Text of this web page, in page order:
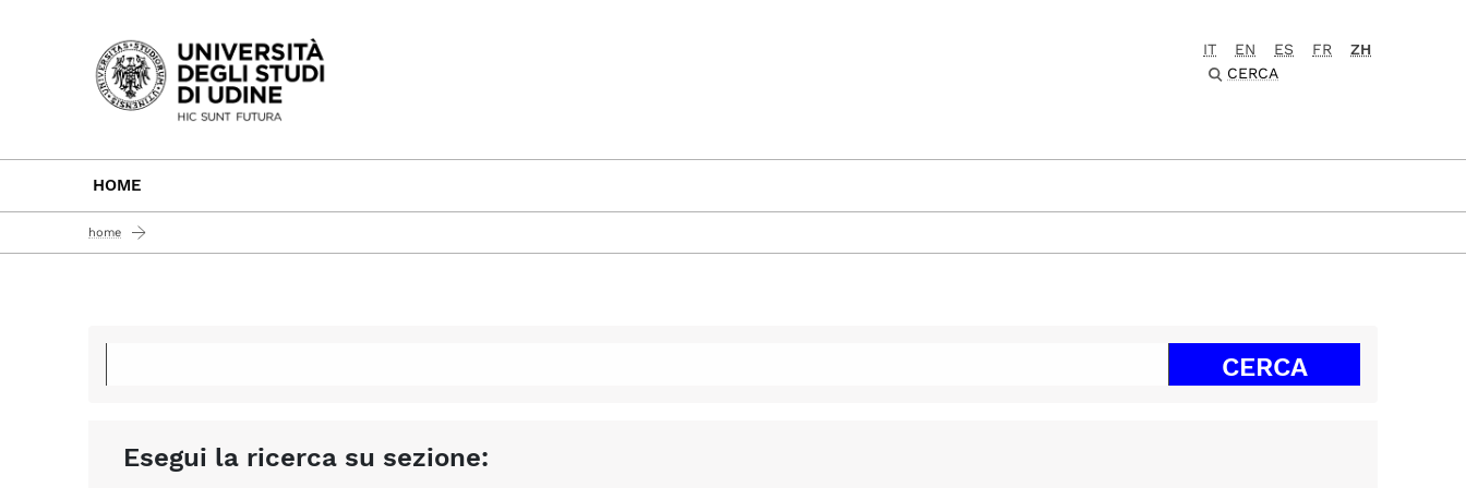
Passa al contenuto principale
IT EN ES FR
ZH
CERCA
HOME
home
Esegui la ricerca su sezione: